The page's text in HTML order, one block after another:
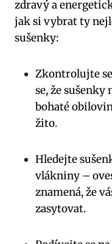
zdravý a
jak si vybrat ty
sušenky:
Zkontrolujte
se, že sušenky
bohaté
žito.
Hledejte
vlákniny –
znamená, že
zasytovat.